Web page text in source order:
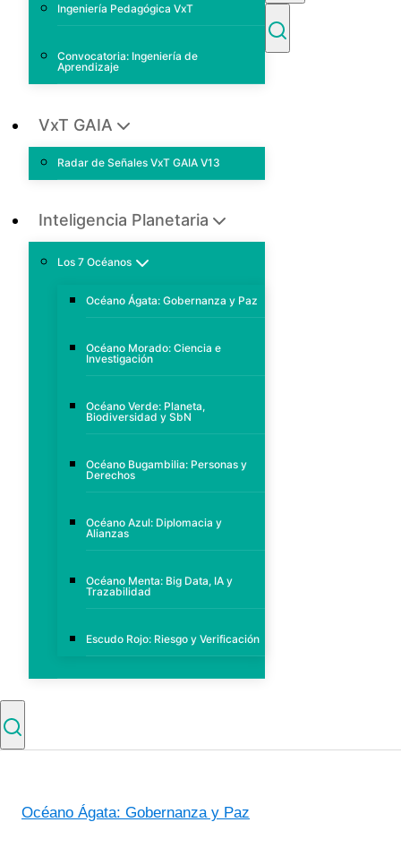
Ingeniería Pedagógica VxT
Convocatoria: Ingeniería de
Aprendizaje
VxT GAIA
Radar de Señales VxT GAIA V13
Inteligencia Planetaria
Los 7 Océanos
Océano Ágata: Gobernanza y Paz
Océano Morado: Ciencia e
Investigación
Océano Verde: Planeta,
Biodiversidad y SbN
Océano Bugambilia: Personas y
Derechos
Océano Azul: Diplomacia y
Alianzas
Océano Menta: Big Data, IA y
Trazabilidad
Escudo Rojo: Riesgo y Verificación
Océano Ágata: Gobernanza y Paz